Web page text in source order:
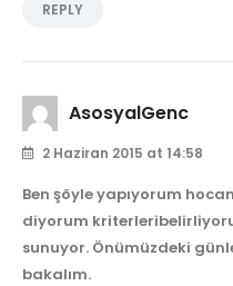
REPLY
AsosyalGenc
2 Haziran 2015 at 14:58
Ben şöyle yapıyorum
diyorum
sunuyor. Önümüzdeki
bakalım.